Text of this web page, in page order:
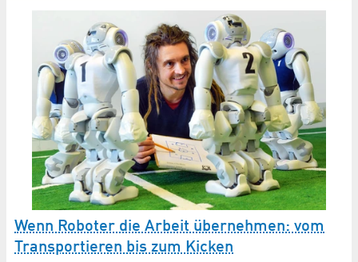
Wenn Roboter die Arbeit übernehmen: vom
Transportieren bis zum Kicken